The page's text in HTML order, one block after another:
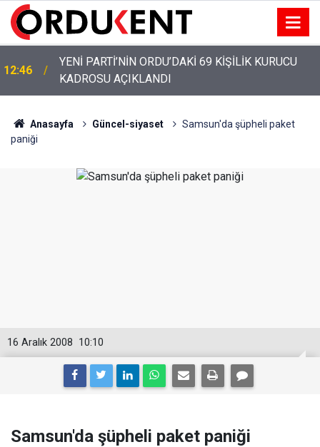
12:46
YENİ PARTİ’NİN ORDU’DAKİ 69 KİŞİLİK KURUCU
KADROSU AÇIKLANDI
Anasayfa Güncel-siyaset
Samsun'da şüpheli paket
paniği
10:10
16 Aralık 2008
Samsun'da şüpheli paket paniği